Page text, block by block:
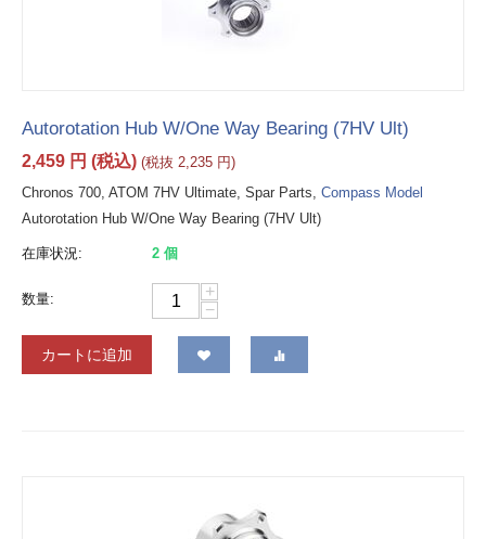
Autorotation Hub W/One Way Bearing (7HV Ult)
2,459 円 (税込) (税抜 2,235 円)
Chronos 700, ATOM 7HV Ultimate, Spar Parts, Compass Model
Autorotation Hub W/One Way Bearing (7HV Ult)
在庫状況: 2 個
数量:
+
−
カートに追加